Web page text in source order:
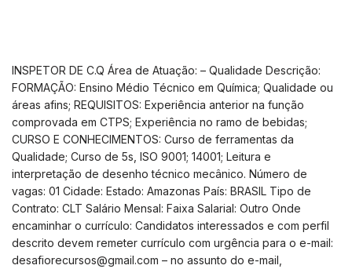
INSPETOR DE C.Q Área de Atuação: – Qualidade Descrição:
FORMAÇÃO: Ensino Médio Técnico em Química; Qualidade ou
áreas afins; REQUISITOS: Experiência anterior na função
comprovada em CTPS; Experiência no ramo de bebidas;
CURSO E CONHECIMENTOS: Curso de ferramentas da
Qualidade; Curso de 5s, ISO 9001; 14001; Leitura e
interpretação de desenho técnico mecânico. Número de
vagas: 01 Cidade: Estado: Amazonas País: BRASIL Tipo de
Contrato: CLT Salário Mensal: Faixa Salarial: Outro Onde
encaminhar o currículo: Candidatos interessados e com perfil
descrito devem remeter currículo com urgência para o e-mail:
desafiorecursos@gmail.com – no assunto do e-mail,